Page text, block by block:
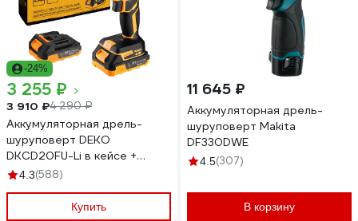
-24%
3 255 ₽
3 910 ₽4 290 ₽
Аккумуляторная дрель-
шуруповерт DEKO
DKCD20FU-Li в кейсе +
набор 63 инструмента для
4.3(588)
Купить
11 645 ₽
Аккумуляторная дрель-
шуруповерт Makita
DF330DWE
4.5(307)
В корзину